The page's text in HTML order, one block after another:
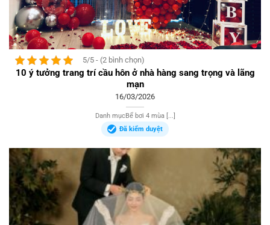
5/5 - (2 bình chọn)
10 ý tưởng trang trí cầu hôn ở nhà hàng sang trọng và lãng
mạn
16/03/2026
Danh mụcBể bơi 4 mùa [...]
Đã kiểm duyệt